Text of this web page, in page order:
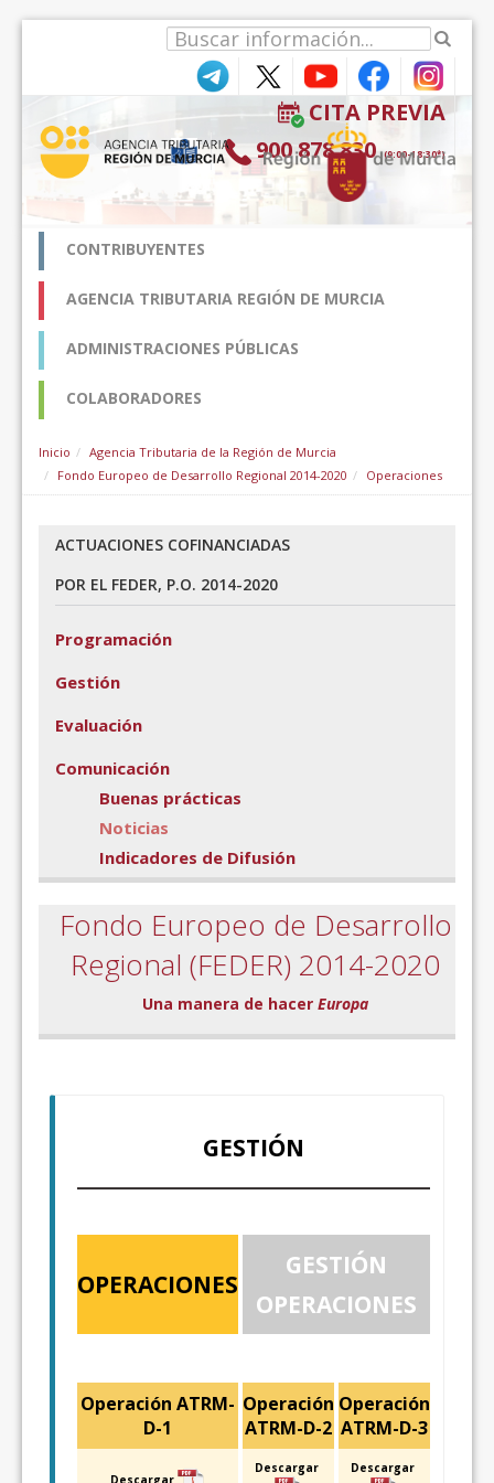
CITA PREVIA
900 878 830 (9:00-18:30*)
CONTRIBUYENTES
AGENCIA TRIBUTARIA REGIÓN DE MURCIA
ADMINISTRACIONES PÚBLICAS
COLABORADORES
Inicio
Agencia Tributaria de la Región de Murcia
Fondo Europeo de Desarrollo Regional 2014-2020
Operaciones
ACTUACIONES COFINANCIADAS
POR EL FEDER, P.O. 2014-2020
Programación
Gestión
Evaluación
Comunicación
Buenas prácticas
Noticias
Indicadores de Difusión
Fondo Europeo de Desarrollo
Regional (FEDER) 2014-2020
Una manera de hacer Europa
GESTIÓN
OPERACIONES
GESTIÓN
OPERACIONES
Operación ATRM-
D-1
Operación
ATRM-D-2
Operación
ATRM-D-3
Descargar
Descargar Descargar